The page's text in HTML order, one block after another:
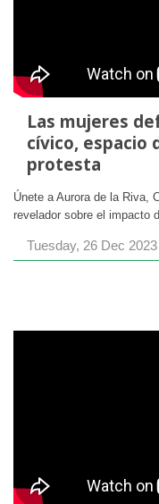
Las mujeres
cívico, espacio
protesta
Únete a Aurora de la Riva,
revelador sobre el impacto
Tuesday, 26 Dec